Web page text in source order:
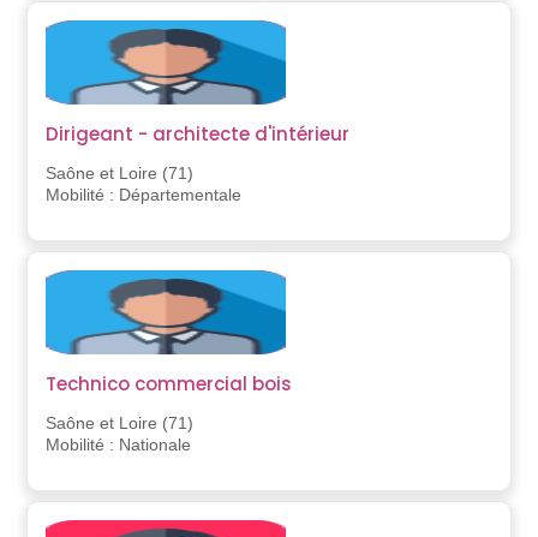
Dirigeant - architecte d'intérieur
Saône et Loire (71)
Mobilité : Départementale
Technico commercial bois
Saône et Loire (71)
Mobilité : Nationale